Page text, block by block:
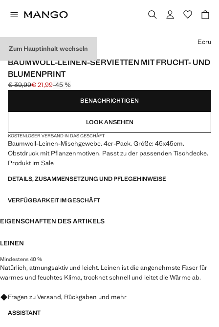
Zum Hauptinhalt wechseln
4ER-PACK
BAUMWOLL-LEINEN-SERVIETTEN MIT FRUCHT- UND
BLUMENPRINT
Ausgangspreis durchgestrichen [€ 39,99 ]
€ 39,99
Aktueller Preis [€ 21,99 ]
€ 21,99-45 %
Wählen Sie eine Farbe
Ecru
BENACHRICHTIGEN
LOOK ANSEHEN
KOSTENLOSER VERSAND IN DAS GESCHÄFT
Baumwoll-Leinen-Mischgewebe. 4er-Pack. Größe: 45x45cm.
Obstdruck mit Pflanzenmotiven. Passt zu der passenden Tischdecke.
Produkt im Sale
DETAILS, ZUSAMMENSETZUNG UND PFLEGEHINWEISE
VERFÜGBARKEIT IM GESCHÄFT
EIGENSCHAFTEN DES ARTIKELS
LEINEN
Mindestens 40 %
Natürlich, atmungsaktiv und leicht. Leinen ist die angenehmste Faser für
warmes und feuchtes Klima, trocknet schnell und leitet die Wärme ab.
Fragen zu Versand, Rückgaben und mehr
ASSISTANT